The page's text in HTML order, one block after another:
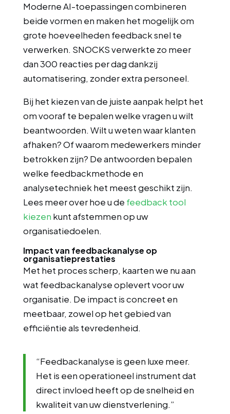
Moderne AI-toepassingen combineren
beide vormen en maken het mogelijk om
grote hoeveelheden feedback snel te
verwerken. SNOCKS verwerkte zo meer
dan 300 reacties per dag dankzij
automatisering, zonder extra personeel.
Bij het kiezen van de juiste aanpak helpt het
om vooraf te bepalen welke vragen u wilt
beantwoorden. Wilt u weten waar klanten
afhaken? Of waarom medewerkers minder
betrokken zijn? De antwoorden bepalen
welke feedbackmethode en
analysetechniek het meest geschikt zijn.
Lees meer over hoe u de feedback tool
kiezen kunt afstemmen op uw
organisatiedoelen.
Impact van feedbackanalyse op
organisatieprestaties
Met het proces scherp, kaarten we nu aan
wat feedbackanalyse oplevert voor uw
organisatie. De impact is concreet en
meetbaar, zowel op het gebied van
efficiëntie als tevredenheid.
“Feedbackanalyse is geen luxe meer.
Het is een operationeel instrument dat
direct invloed heeft op de snelheid en
kwaliteit van uw dienstverlening.”